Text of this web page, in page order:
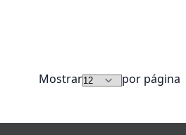
Mostrar por página